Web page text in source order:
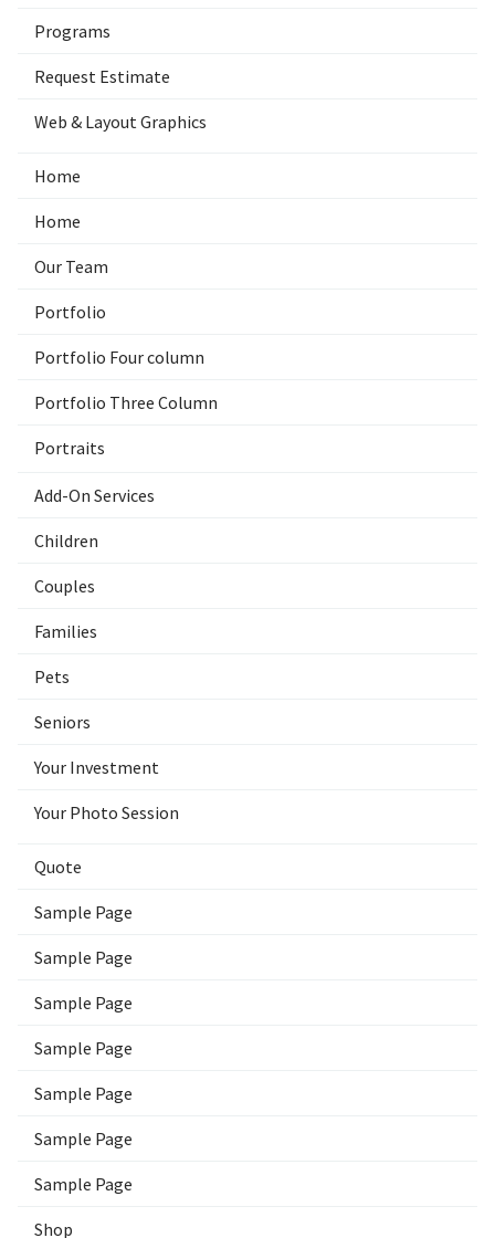
Programs
Request Estimate
Web & Layout Graphics
Home
Home
Our Team
Portfolio
Portfolio Four column
Portfolio Three Column
Portraits
Add-On Services
Children
Couples
Families
Pets
Seniors
Your Investment
Your Photo Session
Quote
Sample Page
Sample Page
Sample Page
Sample Page
Sample Page
Sample Page
Sample Page
Shop